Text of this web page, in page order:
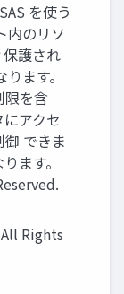
を使う
内のリソ
護され
ます。
限を含
アクセ
できま
ます。
Rights